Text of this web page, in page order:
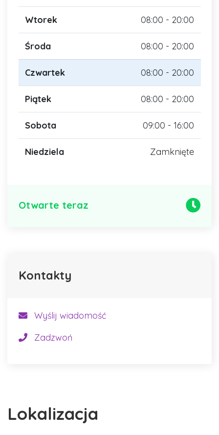
Lokalizacja
Wtorek 08:00 - 20:00
Środa 08:00 - 20:00
Czwartek 08:00 - 20:00
Piątek 08:00 - 20:00
Sobota 09:00 - 16:00
Niedziela Zamknięte
Otwarte teraz
Kontakty
Wyślij wiadomość
Zadzwoń